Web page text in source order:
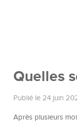
Quelles
Publié le 24 juin
Après plusieurs